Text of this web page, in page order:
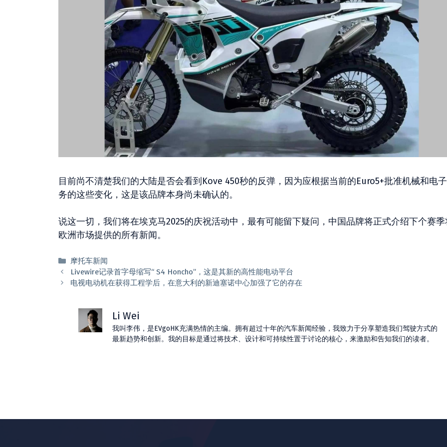
目前尚不清楚我们的大陆是否会看到Kove 450秒的反弹，因为应根据当前的Euro5+批准机械和电
务的这些变化，这是该品牌本身尚未确认的。
说这一切，我们将在埃克马2025的庆祝活动中，最有可能留下疑问，中国品牌将正式介绍下个赛季
欧洲市场提供的所有新闻。
分
类
摩托车新闻
Livewire记录首字母缩写“ S4 Honcho”，这是其新的高性能电动平台
电视电动机在获得工程学后，在意大利的新迪塞诺中心加强了它的存在
Li Wei
我叫李伟，是EVgoHK充满热情的主编。拥有超过十年的汽车新闻经验，我致力于分享塑造我们驾驶方式的
最新趋势和创新。我的目标是通过将技术、设计和可持续性置于讨论的核心，来激励和告知我们的读者。